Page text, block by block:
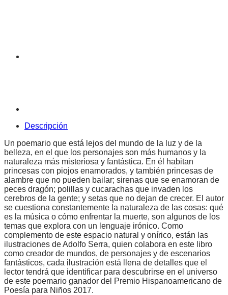
Descripción
Un poemario que está lejos del mundo de la luz y de la
belleza, en el que los personajes son más humanos y la
naturaleza más misteriosa y fantástica. En él habitan
princesas con piojos enamorados, y también princesas de
alambre que no pueden bailar; sirenas que se enamoran de
peces dragón; polillas y cucarachas que invaden los
cerebros de la gente; y setas que no dejan de crecer. El autor
se cuestiona constantemente la naturaleza de las cosas: qué
es la música o cómo enfrentar la muerte, son algunos de los
temas que explora con un lenguaje irónico. Como
complemento de este espacio natural y onírico, están las
ilustraciones de Adolfo Serra, quien colabora en este libro
como creador de mundos, de personajes y de escenarios
fantásticos, cada ilustración está llena de detalles que el
lector tendrá que identificar para descubrirse en el universo
de este poemario ganador del Premio Hispanoamericano de
Poesía para Niños 2017.